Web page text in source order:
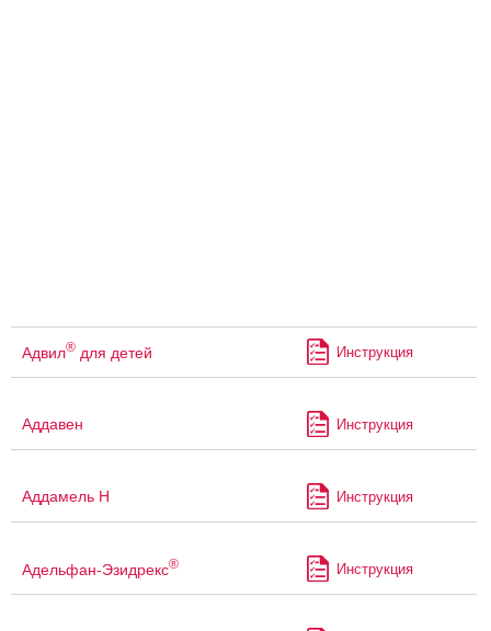
Адвил® для детей Инструкция
Аддавен Инструкция
Аддамель Н Инструкция
Адельфан-Эзидрекс® Инструкция